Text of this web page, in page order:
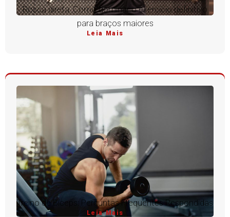
Rosca direta: Como dominar o exercício definitivo
para braços maiores
Leia Mais
Treino de Bíceps: Perguntas Frequentes Respondidas
Leia Mais